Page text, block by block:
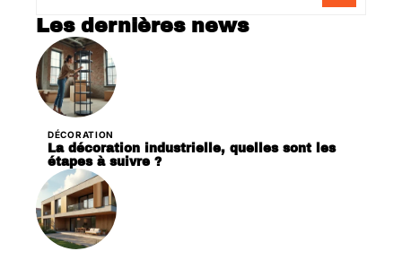
Les dernières news
DÉCORATION
La décoration industrielle, quelles sont les
étapes à suivre ?